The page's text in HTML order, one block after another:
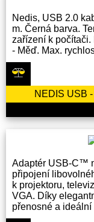
Nedis, USB 2.0
m. Černá barva.
zařízení k počítači.
- Měď. Max.
NEDIS USB
Adaptér USB-C™
připojení
k projektoru,
VGA. Díky
přenosné a ideální